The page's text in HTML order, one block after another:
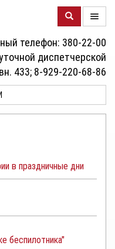
телефон: 380-22-00
диспетчерской
433; 8-929-220-68-86
в праздничные дни
беспилотника"